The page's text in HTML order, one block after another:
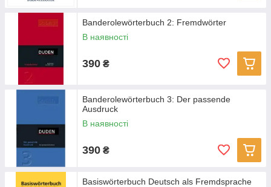
Banderolewörterbuch 2: Fremdwörter
В наявності
390 ₴
Banderolewörterbuch 3: Der passende
Ausdruck
В наявності
390 ₴
Basiswörterbuch Deutsch als Fremdsprache